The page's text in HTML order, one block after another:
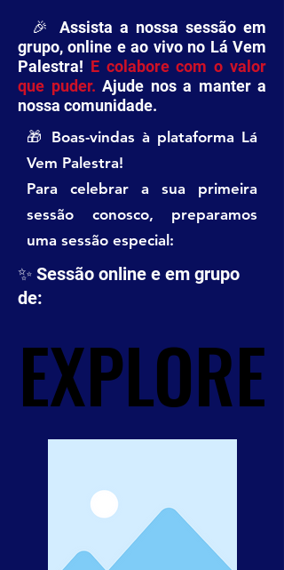
🎉 Assista a nossa sessão em
grupo, online e ao vivo no Lá Vem
Palestra! E colabore com o valor
que puder. Ajude nos a manter a
nossa comunidade.
🎁 Boas-vindas à plataforma Lá
Vem Palestra!
Para celebrar a sua primeira
sessão conosco, preparamos
uma sessão especial:
✨ Sessão online e em grupo
de:
EXPLORE
EXPLORE